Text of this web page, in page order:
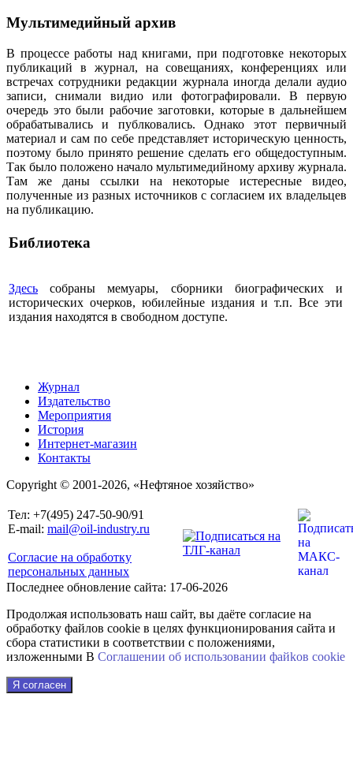
Мультимедийный архив
В процессе работы над книгами, при подготовке некоторых
публикаций в журнал, на совещаниях, конференциях или
встречах сотрудники редакции журнала иногда делали аудио
записи, снимали видио или фотографировали. В первую
очередь это были рабочие заготовки, которые в дальнейшем
обрабатывались и публковались. Однако этот первичный
материал и сам по себе представляет историческую ценность,
поэтому было принято решение сделать его общедоступным.
Так было положено начало мультимедийному архиву журнала.
Там же даны ссылки на некоторые истересные видео,
полученные из разных источников с согласием их владельцев
на публикацию.
Библиотека
Здесь собраны мемуары, сборники биографических и
исторических очерков, юбилейные издания и т.п. Все эти
издания находятся в свободном доступе.
Журнал
Издательство
Мероприятия
История
Интернет-магазин
Контакты
Copyright © 2001-2026, «Нефтяное хозяйство»
Тел: +7(495) 247-50-90/91
E-mail: mail@oil-industry.ru
Согласие на обработку
персональных данных
Последнее обновление сайта: 17-06-2026
Продолжая использовать наш сайт, вы даёте согласие на
обработку файлов cookie в целях функционирования сайта и
сбора статистики в соответствии с положениями,
изложенными В Соглашении об использовании файkов cookie
Я согласен